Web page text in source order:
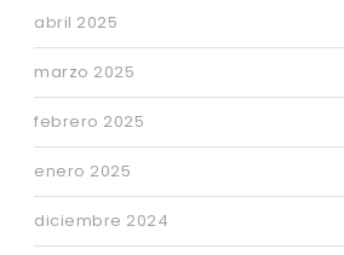
abril 2025
marzo 2025
febrero 2025
enero 2025
diciembre 2024